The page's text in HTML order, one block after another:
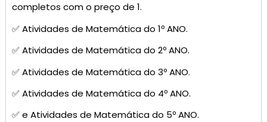
completos com o preço de 1.
✅ Atividades de Matemática do 1º ANO.
✅ Atividades de Matemática do 2º ANO.
✅ Atividades de Matemática do 3º ANO.
✅ Atividades de Matemática do 4º ANO.
✅ e Atividades de Matemática do 5º ANO.